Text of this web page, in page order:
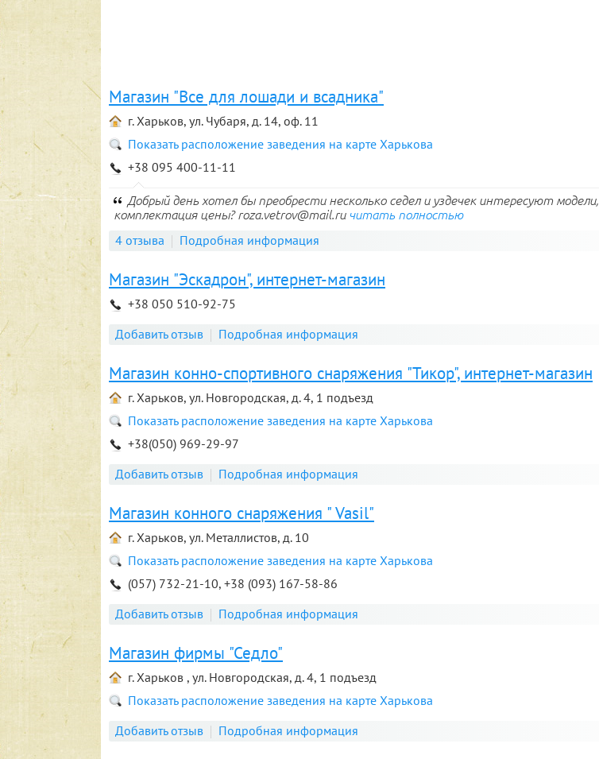
Магазин "Все для лошади и всадника"
г. Харьков, ул. Чубаря, д. 14, оф. 11
Показать расположение заведения на карте Харькова
+38 095 400-11-11
Добрый день хотел бы преобрести несколько седел и уздечек интересуют модели,
комплектация цены? roza.vetrov@mail.ru читать полностью
4 отзыва Подробная информация
Магазин "Эскадрон", интернет-магазин
+38 050 510-92-75
Добавить отзыв
Подробная информация
Магазин конно-спортивного снаряжения "Тикор", интернет-магазин
г. Харьков, ул. Новгородская, д. 4, 1 подъезд
Показать расположение заведения на карте Харькова
+38(050) 969-29-97
Добавить отзыв
Подробная информация
Магазин конного снаряжения " Vasil"
г. Харьков, ул. Металлистов, д. 10
Показать расположение заведения на карте Харькова
(057) 732-21-10, +38 (093) 167-58-86
Добавить отзыв
Подробная информация
Магазин фирмы "Седло"
г. Харьков , ул. Новгородская, д. 4, 1 подъезд
Показать расположение заведения на карте Харькова
Добавить отзыв
Подробная информация